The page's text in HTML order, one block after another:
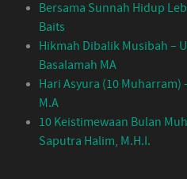
Bersama Sunnah Hidup
Baits
Hikmah Dibalik Musibah –
Basalamah MA
Hari Asyura (10 Muharram)
M.A
10 Keistimewaan Bulan
Saputra Halim, M.H.I.